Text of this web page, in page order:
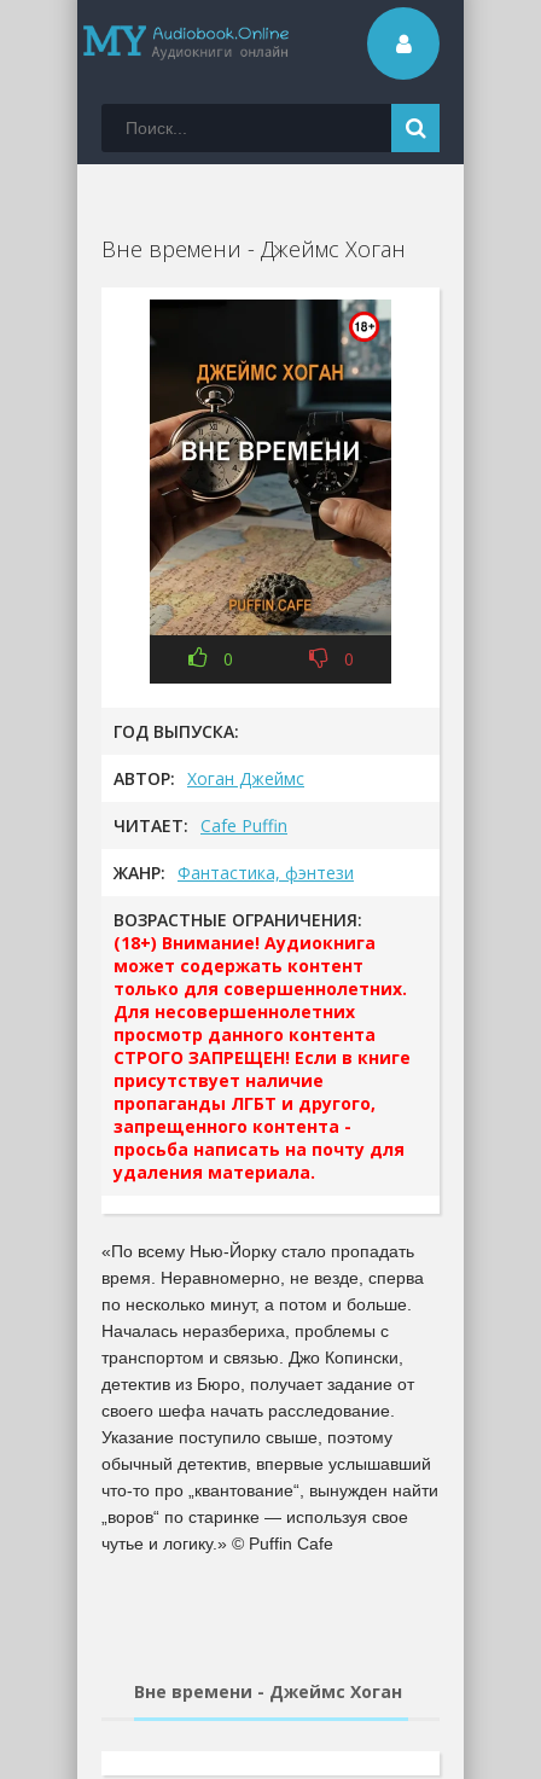
Вне времени - Джеймс Хоган
0 0
ГОД ВЫПУСКА:
АВТОР: Хоган Джеймс
ЧИТАЕТ: Cafe Puffin
ЖАНР: Фантастика, фэнтези
ВОЗРАСТНЫЕ ОГРАНИЧЕНИЯ:
(18+) Внимание! Аудиокнига
может содержать контент
только для совершеннолетних.
Для несовершеннолетних
просмотр данного контента
СТРОГО ЗАПРЕЩЕН! Если в книге
присутствует наличие
пропаганды ЛГБТ и другого,
запрещенного контента -
просьба написать на почту для
удаления материала.
«По всему Нью-Йорку стало пропадать
время. Неравномерно, не везде, сперва
по несколько минут, а потом и больше.
Началась неразбериха, проблемы с
транспортом и связью. Джо Копински,
детектив из Бюро, получает задание от
своего шефа начать расследование.
Указание поступило свыше, поэтому
обычный детектив, впервые услышавший
что-то про „квантование“, вынужден найти
„воров“ по старинке — используя свое
чутье и логику.» © Puffin Cafe
Вне времени - Джеймс Хоган